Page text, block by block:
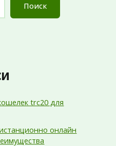
Поиск
trc20 для
онлайн